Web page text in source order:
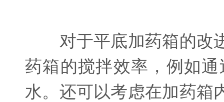
对于平底加药箱的改进
药箱的搅拌效率，例如
水。还可以考虑在加药箱